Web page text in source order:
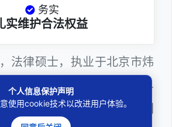
务实
实维护合法权益
法律硕士，执业于北京市炜
事务所，律师执业证号为14
，现（或曾）兼任深圳
个人信息保护声明
使用cookie技术以改进用户体验。